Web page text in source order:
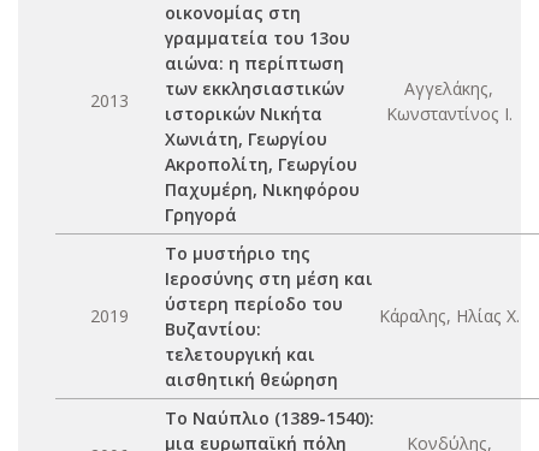
2013
οικονομίας στη
γραμματεία του 13ου
αιώνα: η περίπτωση
των εκκλησιαστικών
ιστορικών Νικήτα
Χωνιάτη, Γεωργίου
Ακροπολίτη, Γεωργίου
Παχυμέρη, Νικηφόρου
Γρηγορά
Αγγελάκης,
Κωνσταντίνος Ι.
2019
Το μυστήριο της
Ιεροσύνης στη μέση και
ύστερη περίοδο του
Βυζαντίου:
τελετουργική και
αισθητική θεώρηση
Κάραλης, Ηλίας Χ.
Το Ναύπλιο (1389-1540):
μια ευρωπαϊκή πόλη
Κονδύλης,